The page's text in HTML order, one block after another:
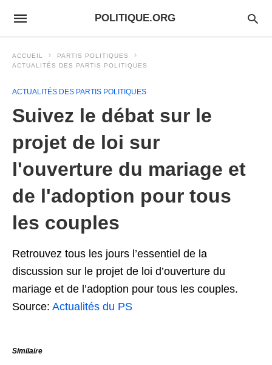
POLITIQUE.ORG
ACCUEIL
PARTIS POLITIQUES
ACTUALITÉS DES PARTIS POLITIQUES
ACTUALITÉS DES PARTIS POLITIQUES
Suivez le débat sur le
projet de loi sur
l'ouverture du mariage et
de l'adoption pour tous
les couples
Retrouvez tous les jours l’essentiel de la
discussion sur le projet de loi d’ouverture du
mariage et de l’adoption pour tous les couples.
Source: Actualités du PS
Similaire